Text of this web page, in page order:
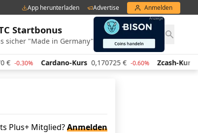
App herunterladen Advertise Anmelden
Startbonus
sicher "Made in Germany"
-0.30% Cardano-Kurs 0,170725 € -0.60% Zcash-Kurs
Plus+ Mitglied?Anmelden